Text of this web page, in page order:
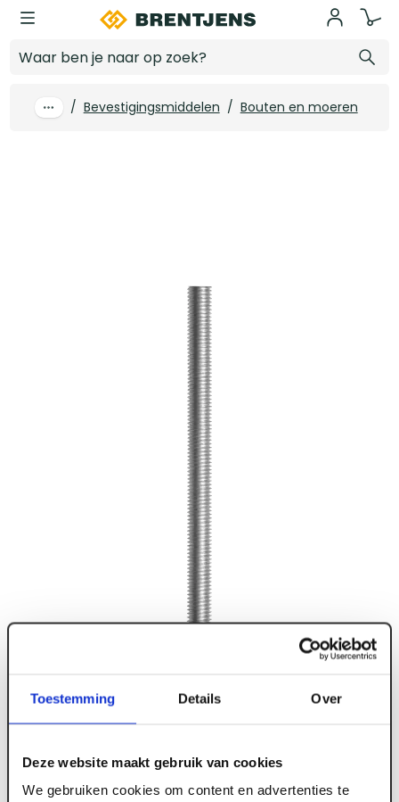
Toestemming Details Over
Deze website maakt gebruik van cookies
We gebruiken cookies om content en advertenties te
Ga naar hoofdinhoud
/ Bevestigingsmiddelen / Bouten en moeren
Log in voor prijzen